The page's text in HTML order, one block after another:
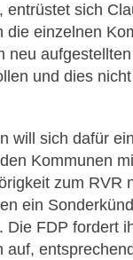
entrüstet sich
die einzelnen
neu
und dies
will sich dafür
Kommunen
zum RVR
ein
Die FDP fordert
auf,